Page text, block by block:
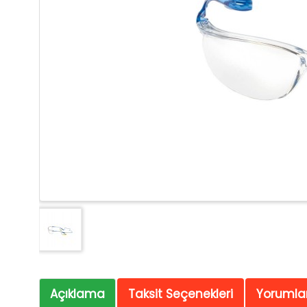
Açıklama Taksit Seçenekleri